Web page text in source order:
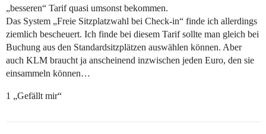
„besseren“ Tarif quasi umsonst bekommen.
Das System „Freie Sitzplatzwahl bei Check-in“ finde ich allerdings
ziemlich bescheuert. Ich finde bei diesem Tarif sollte man gleich bei
Buchung aus den Standardsitzplätzen auswählen können. Aber
auch KLM braucht ja anscheinend inzwischen jeden Euro, den sie
einsammeln können…
1 „Gefällt mir“